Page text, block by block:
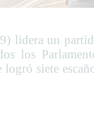
lidera un
los
logró siete